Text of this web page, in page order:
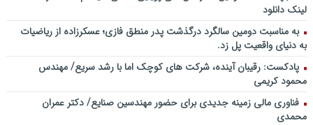
لینک دانلود
به مناسبت دومین سالگرد درگذشت پدر منطق فازی؛ عسکرزاده از ریاضیات
به دنیای واقعیت پل زد.
پادکست: رقیبان آینده، شرکت های کوچک اما با رشد سریع/ مهندس
محمود کریمی
فناوری مالی زمینه جدیدی برای حضور مهندسین صنایع/ دکتر عمران
محمدی